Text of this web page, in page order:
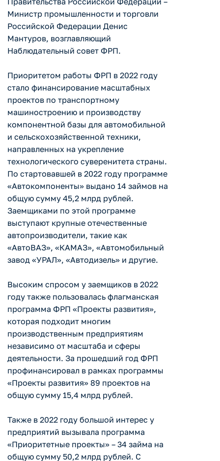
Министр промышленности и торговли
Российской Федерации Денис
Мантуров, возглавляющий
Наблюдательный совет ФРП.
Приоритетом работы ФРП в 2022 году
стало финансирование масштабных
проектов по транспортному
машиностроению и производству
компонентной базы для автомобильной
и сельскохозяйственной техники,
направленных на укрепление
технологического суверенитета страны.
По стартовавшей в 2022 году программе
«Автокомпоненты» выдано 14 займов на
общую сумму 45,2 млрд рублей.
Заемщиками по этой программе
выступают крупные отечественные
автопроизводители, такие как
«АвтоВАЗ», «КАМАЗ», «Автомобильный
завод «УРАЛ», «Автодизель» и другие.
Высоким спросом у заемщиков в 2022
году также пользовалась флагманская
программа ФРП «Проекты развития»,
которая подходит многим
производственным предприятиям
независимо от масштаба и сферы
деятельности. За прошедший год ФРП
профинансировал в рамках программы
«Проекты развития» 89 проектов на
общую сумму 15,4 млрд рублей.
Также в 2022 году большой интерес у
предприятий вызывала программа
«Приоритетные проекты» – 34 займа на
общую сумму 50,2 млрд рублей. С